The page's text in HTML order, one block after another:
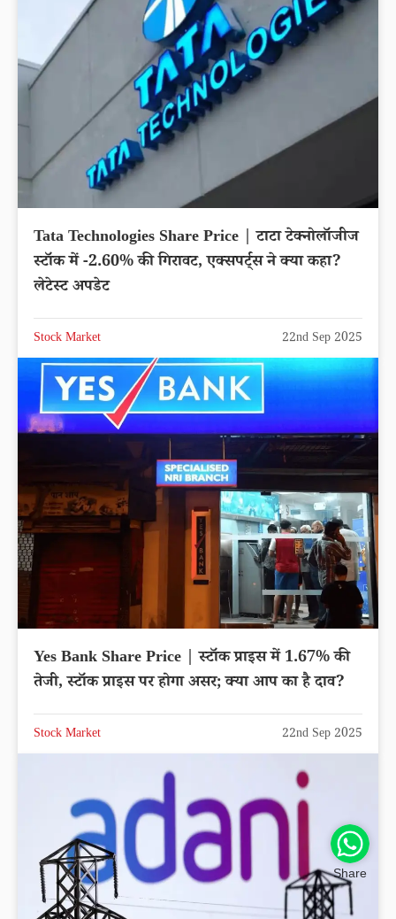
Tata Technologies Share Price | टाटा टेक्नोलॉजीज
स्टॉक में -2.60% की गिरावट, एक्सपर्ट्स ने क्या कहा?
लेटेस्ट अपडेट
Stock Market 22nd Sep 2025
Yes Bank Share Price | स्टॉक प्राइस में 1.67% की
तेजी, स्टॉक प्राइस पर होगा असर; क्या आप का है दाव?
Stock Market 22nd Sep 2025
Share